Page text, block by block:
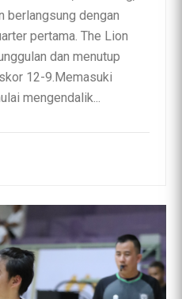
berlangsung dengan
pertama. The Lion
dan menutup
12-9.Memasuki
mengendalik...